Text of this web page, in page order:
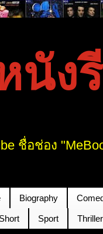
นัง
อช่อง
Biography
Short Sport Thriller